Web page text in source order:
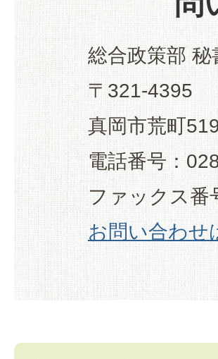
総合政策部
〒321-4395
真岡市荒町
電話番号：
ファックス番
お問い合わせ